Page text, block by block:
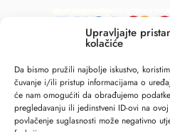
Upravljajte
kolačiće
Da bismo pružili najbolje iskustvo,
čuvanje i/ili pristup informacijama o
će nam omogućiti da obrađujemo
pregledavanju ili jedinstveni ID-ovi na
povlačenje suglasnosti može negativno